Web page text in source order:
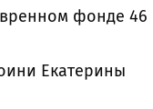
фонде 46
Екатерины